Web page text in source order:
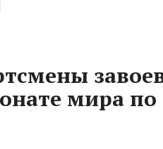
мира по